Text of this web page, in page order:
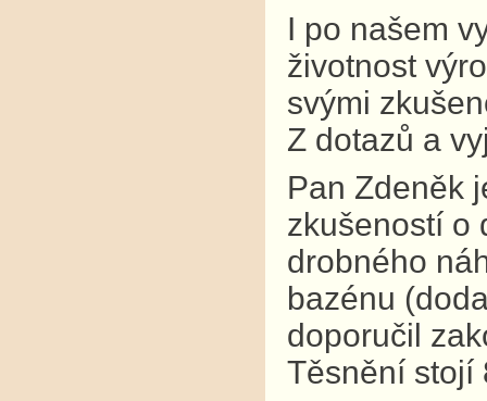
I po našem
životnost
svými
Z dotazů a
Pan Zdeněk
zkušeností o
drobného
bazénu
doporučil
Těsnění stojí